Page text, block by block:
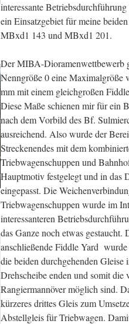
interessante
ein Einsatzgebiet für meine
MBxd1 143 und MBxd1 201.
Der MIBA-Dioramenwettbewerb
Nenngröße 0 eine Maximalgröße
mm mit einem gleichgroßen
Diese Maße schienen mir für ein
nach dem Vorbild des Bf.
ausreichend. Also wurde der
Streckenendes mit dem
Triebwagenschuppen und
Hauptmotiv festgelegt und in das
eingepasst. Die
Triebwagenschuppen wurde im
interessanteren
das Ganze noch etwas gestaucht.
anschließende Fiddle Yard wurde
die beiden durchgehenden Gleise
Drehscheibe enden und somit die
Rangiermannöver möglich sind.
kürzeres drittes Gleis zum
Abstellgleis für Triebwagen.